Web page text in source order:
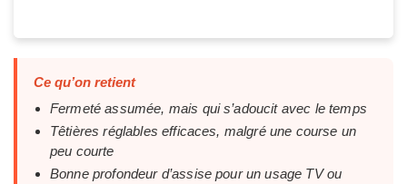
Ce qu’on retient
Fermeté assumée, mais qui s’adoucit avec le temps
Têtières réglables efficaces, malgré une course un
peu courte
Bonne profondeur d’assise pour un usage TV ou